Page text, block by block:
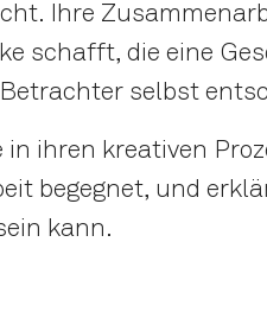
Ihre
schafft, die eine
selbst
ihren kreativen
begegnet, und
kann.